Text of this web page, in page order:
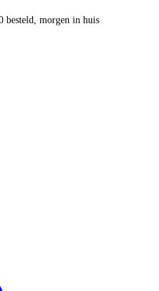
besteld, morgen in huis